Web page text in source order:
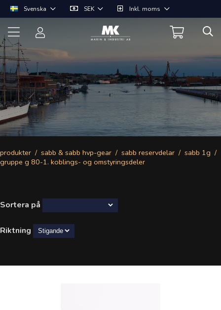
Svenska SEK Inkl. moms
produkter sabb & sabb hvp-gear sabb reservdelar
sabb 1g
gruppe g 80-1. koblings- og omstyringsdeler
Sortera på
Riktning